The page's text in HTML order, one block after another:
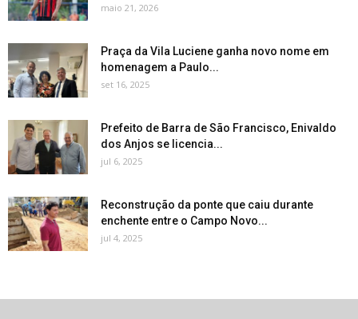
maio 21, 2026
Praça da Vila Luciene ganha novo nome em
homenagem a Paulo...
set 16, 2025
Prefeito de Barra de São Francisco, Enivaldo
dos Anjos se licencia...
jul 6, 2025
Reconstrução da ponte que caiu durante
enchente entre o Campo Novo...
jul 4, 2025